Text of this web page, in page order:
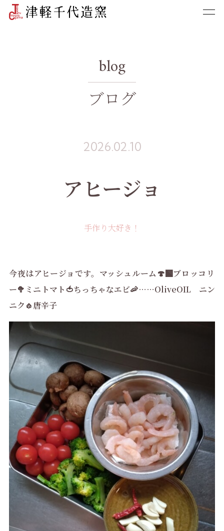
blog
ブログ
2026.02.10
アヒージョ
手作り大好き！
今夜はアヒージョです。マッシュルーム🍄‍🟫ブロッコリ
ー🥦ミニトマト🍅ちっちゃなエビ🦐……OliveOIL ニン
ニク🧄唐辛子